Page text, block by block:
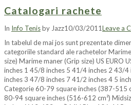
Catalogari rachete
In Info Tenisby Jazz10/03/2011Leave a
In tabelul de mai jos sunt prezentate
categoriile standard ale rachetelor
size) Marime maner (Grip size) US EURO
inches 1 45/8 inches 5 41/4 inches 2 43/4
inches 3 47/8 inches 7 41/2 inches 4 5
Categorie 60-79 square inches (387-515
80-94 square inches (516-612 cm²)